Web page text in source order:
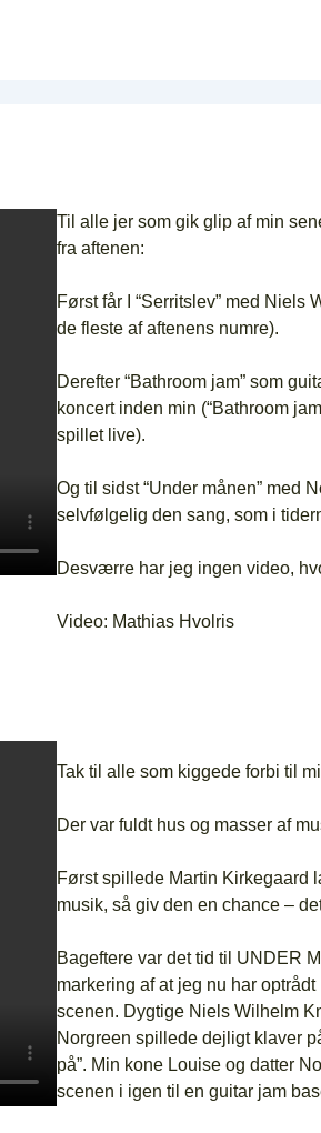
Til alle jer som gik glip af min
fra aftenen:
Først får I “Serritslev” med
de fleste af aftenens numre).
Derefter “Bathroom jam” som
koncert inden min (“Bathroom
spillet live).
Og til sidst “Under månen” med
selvfølgelig den sang, som i
Desværre har jeg ingen video,
Video: Mathias Hvolris
Tak til alle som kiggede forbi til
Der var fuldt hus og masser af
Først spillede Martin Kirkegaard
musik, så giv den en chance –
Bageftere var det tid til UNDER
markering af at jeg nu har
scenen. Dygtige Niels Wilhelm
Norgreen spillede dejligt klaver
på”. Min kone Louise og datter
scenen i igen til en guitar jam